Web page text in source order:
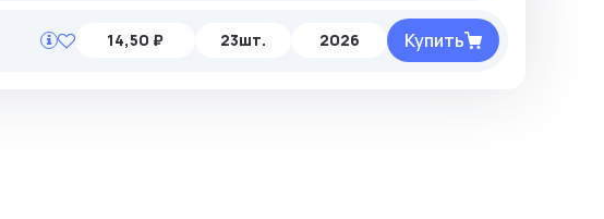
14,50 ₽ 23шт. 2026 Купить